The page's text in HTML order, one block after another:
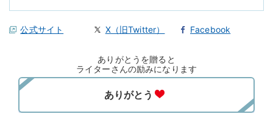
公式サイト X（旧Twitter） Facebook
ありがとうを贈ると
ライターさんの励みになります